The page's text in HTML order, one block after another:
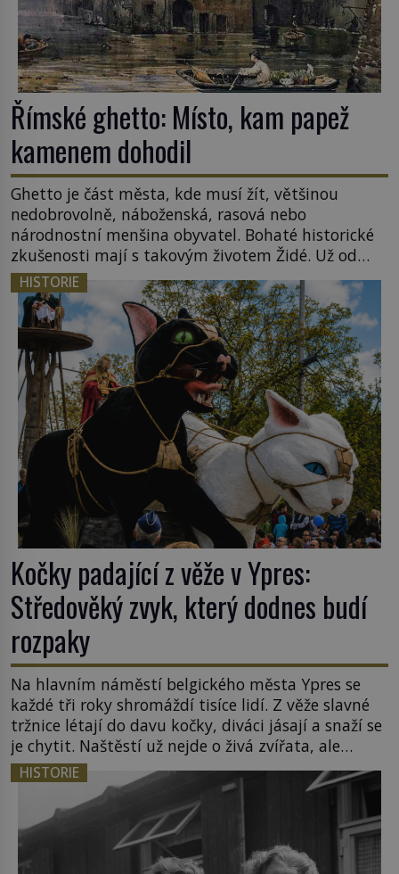
Římské ghetto: Místo, kam papež
kamenem dohodil
Ghetto je část města, kde musí žít, většinou
nedobrovolně, náboženská, rasová nebo
národnostní menšina obyvatel. Bohaté historické
zkušenosti mají s takovým životem Židé. Už od
středověku jsou totiž v každou chvíli nuceni v
nějakém žít. Mezi ty nejslavnější patří i římské
ghetto založené v roce 1555. Pokud jde o vztah
k Židům, nemá se Řím čím chlubit. […]
HISTORIE
Kočky padající z věže v Ypres:
Středověký zvyk, který dodnes budí
rozpaky
Na hlavním náměstí belgického města Ypres se
každé tři roky shromáždí tisíce lidí. Z věže slavné
tržnice létají do davu kočky, diváci jásají a snaží se
je chytit. Naštěstí už nejde o živá zvířata, ale
jenom o plyšové suvenýry. Kdysi to ale bylo jinak.
Tato veselá podívaná připomíná jeden z
nejpodivnějších a zároveň nejkrutějších zvyků […]
HISTORIE